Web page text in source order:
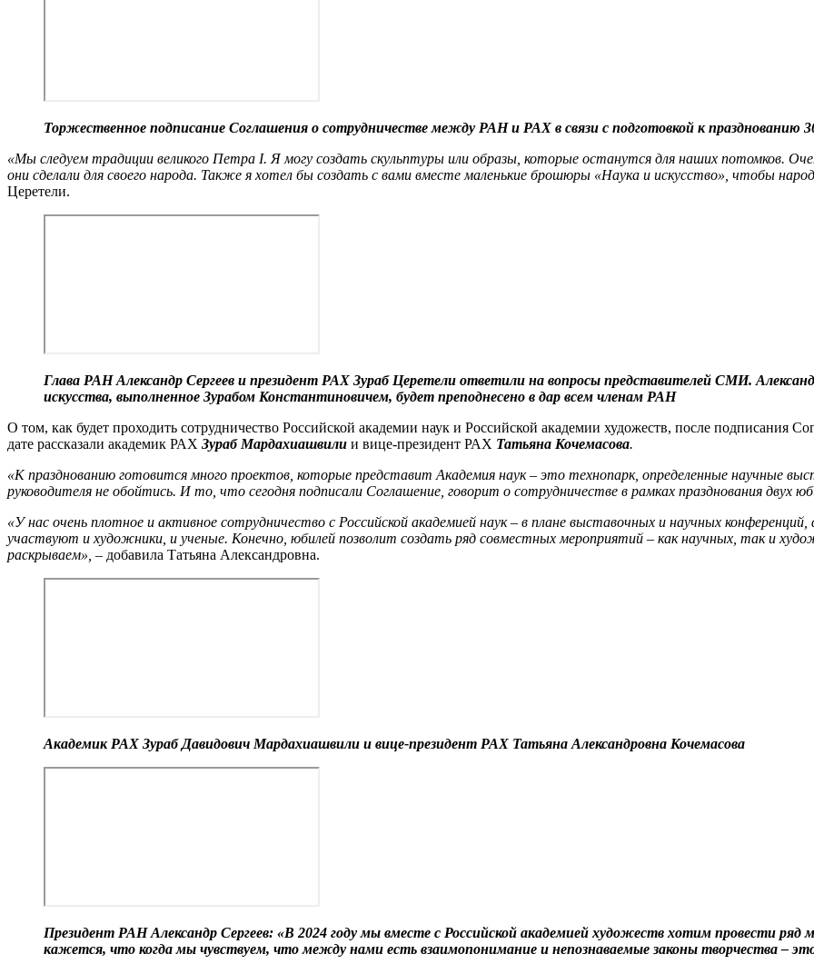
Торжественное подписание Соглашения о сотрудничестве между РАН и РАХ в связи с подготовкой к празднованию
«Мы следуем традиции великого Петра I. Я могу создать скульптуры или образы, которые останутся для наших потомков.
они сделали для своего народа. Также я хотел бы создать с вами вместе маленькие брошюры «Наука и искусство», чтобы
Церетели.
Глава РАН Александр Сергеев и президент РАХ Зураб Церетели ответили на вопросы представителей СМИ.
искусства, выполненное Зурабом Константиновичем, будет преподнесено в дар всем членам РАН
О том, как будет проходить сотрудничество Российской академии наук и Российской академии художеств, после подписания
дате рассказали академик РАХ Зураб Мардахиашвили и вице-президент РАХ Татьяна Кочемасова.
«К празднованию готовится много проектов, которые представит Академия наук – это технопарк, определенные научные
руководителя не обойтись. И то, что сегодня подписали Соглашение, говорит о сотрудничестве в рамках празднования двух
«У нас очень плотное и активное сотрудничество с Российской академией наук – в плане выставочных и научных
участвуют и художники, и ученые. Конечно, юбилей позволит создать ряд совместных мероприятий – как научных, так и
раскрываем», – добавила Татьяна Александровна.
Академик РАХ Зураб Давидович Мардахиашвили и вице-президент РАХ Татьяна Александровна Кочемасова
Президент РАН Александр Сергеев: «В 2024 году мы вместе с Российской академией художеств хотим провести
кажется, что когда мы чувствуем, что между нами есть взаимопонимание и непознаваемые законы творчества –